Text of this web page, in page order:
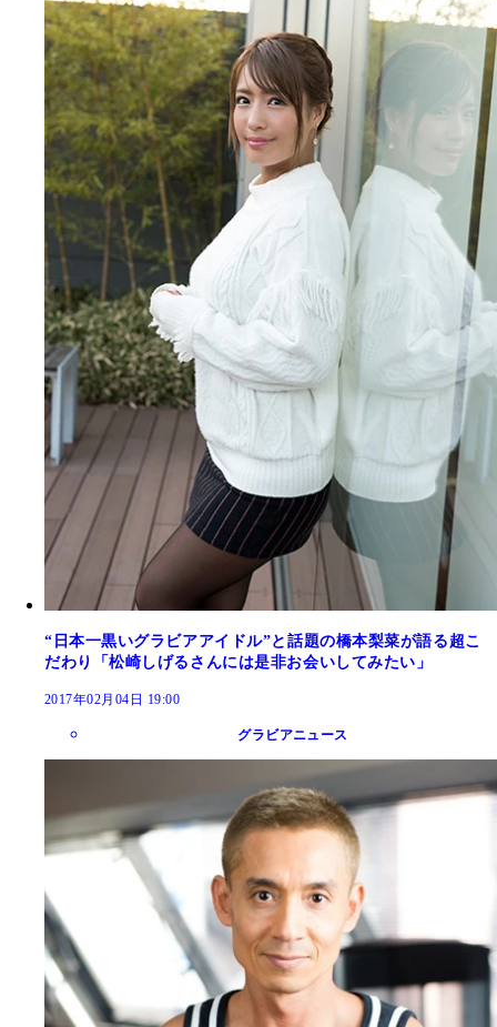
“日本一黒いグラビアアイドル”と話題の橋本梨菜が語る超こ
だわり「松崎しげるさんには是非お会いしてみたい」
2017年02月04日 19:00
グラビアニュース